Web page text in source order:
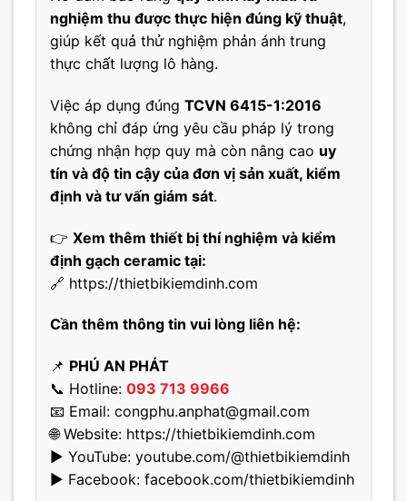
nghiệm thu được thực hiện đúng kỹ thuật,
giúp kết quả thử nghiệm phản ánh trung
thực chất lượng lô hàng.
Việc áp dụng đúng TCVN 6415-1:2016
không chỉ đáp ứng yêu cầu pháp lý trong
chứng nhận hợp quy mà còn nâng cao uy
tín và độ tin cậy của đơn vị sản xuất, kiểm
định và tư vấn giám sát.
👉 Xem thêm thiết bị thí nghiệm và kiểm
định gạch ceramic tại:
🔗 https://thietbikiemdinh.com
Cần thêm thông tin vui lòng liên hệ:
📌 PHÚ AN PHÁT
📞 Hotline: 093 713 9966
📧 Email: congphu.anphat@gmail.com
🌐 Website: https://thietbikiemdinh.com
▶️ YouTube: youtube.com/@thietbikiemdinh
▶️ Facebook: facebook.com/thietbikiemdinh